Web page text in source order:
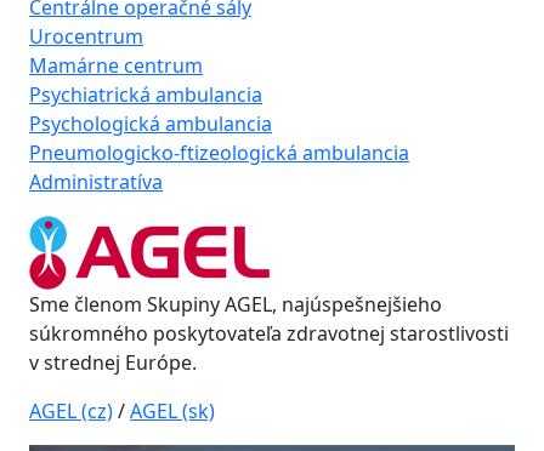
Centrálne operačné sály
Urocentrum
Mamárne centrum
Psychiatrická ambulancia
Psychologická ambulancia
Pneumologicko-ftizeologická ambulancia
Administratíva
Sme členom Skupiny AGEL, najúspešnejšieho
súkromného poskytovateľa zdravotnej starostlivosti
v strednej Európe.
AGEL (cz)/AGEL (sk)